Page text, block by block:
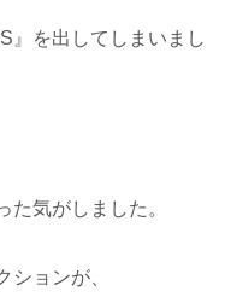
』を出してしまいまし
気がしました。
ションが、